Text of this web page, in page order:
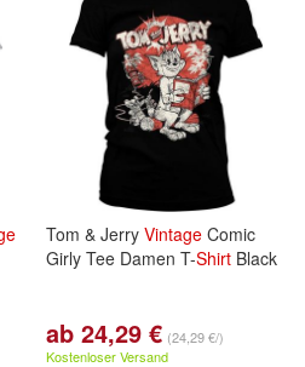
Tom & Jerry Vintage Comic
Girly Tee Damen T-Shirt Black
ab 24,29 € (24,29 €/)
Kostenloser Versand